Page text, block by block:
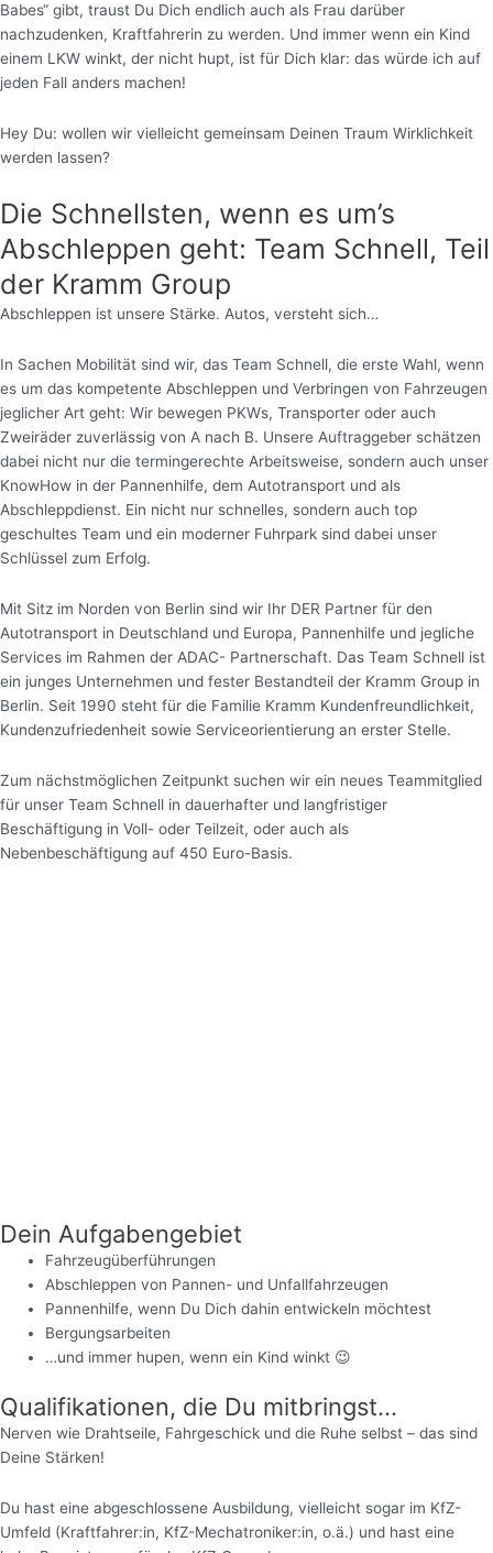
Babes“ gibt, traust Du Dich endlich auch als Frau darüber
nachzudenken, Kraftfahrerin zu werden. Und immer wenn ein Kind
einem LKW winkt, der nicht hupt, ist für Dich klar: das würde ich auf
jeden Fall anders machen!
Hey Du: wollen wir vielleicht gemeinsam Deinen Traum Wirklichkeit
werden lassen?
Die Schnellsten, wenn es um’s
Abschleppen geht: Team Schnell, Teil
der Kramm Group
Abschleppen ist unsere Stärke. Autos, versteht sich…
In Sachen Mobilität sind wir, das Team Schnell, die erste Wahl, wenn
es um das kompetente Abschleppen und Verbringen von Fahrzeugen
jeglicher Art geht: Wir bewegen PKWs, Transporter oder auch
Zweiräder zuverlässig von A nach B. Unsere Auftraggeber schätzen
dabei nicht nur die termingerechte Arbeitsweise, sondern auch unser
KnowHow in der Pannenhilfe, dem Autotransport und als
Abschleppdienst. Ein nicht nur schnelles, sondern auch top
geschultes Team und ein moderner Fuhrpark sind dabei unser
Schlüssel zum Erfolg.
Mit Sitz im Norden von Berlin sind wir Ihr DER Partner für den
Autotransport in Deutschland und Europa, Pannenhilfe und jegliche
Services im Rahmen der ADAC- Partnerschaft. Das Team Schnell ist
ein junges Unternehmen und fester Bestandteil der Kramm Group in
Berlin. Seit 1990 steht für die Familie Kramm Kundenfreundlichkeit,
Kundenzufriedenheit sowie Serviceorientierung an erster Stelle.
Zum nächstmöglichen Zeitpunkt suchen wir ein neues Teammitglied
für unser Team Schnell in dauerhafter und langfristiger
Beschäftigung in Voll- oder Teilzeit, oder auch als
Nebenbeschäftigung auf 450 Euro-Basis.
Dein Aufgabengebiet
Fahrzeugüberführungen
Abschleppen von Pannen- und Unfallfahrzeugen
Pannenhilfe, wenn Du Dich dahin entwickeln möchtest
Bergungsarbeiten
…und immer hupen, wenn ein Kind winkt 😉
Qualifikationen, die Du mitbringst...
Nerven wie Drahtseile, Fahrgeschick und die Ruhe selbst – das sind
Deine Stärken!
Du hast eine abgeschlossene Ausbildung, vielleicht sogar im KfZ-
Umfeld (Kraftfahrer:in, KfZ-Mechatroniker:in, o.ä.) und hast eine